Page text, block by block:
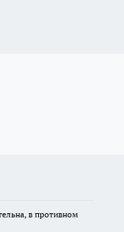
в противном